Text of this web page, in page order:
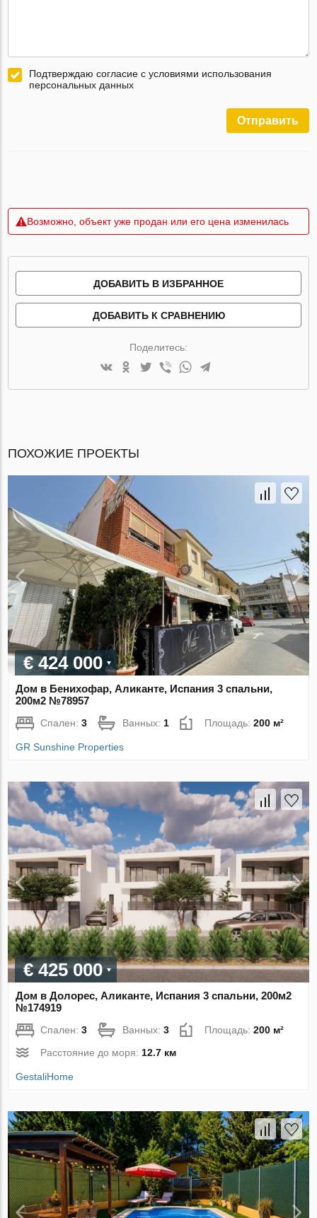
Подтверждаю согласие с условиями использования
персональных данных
Отправить
Возможно, объект уже продан или его цена изменилась
ДОБАВИТЬ В ИЗБРАННОЕ
ДОБАВИТЬ К СРАВНЕНИЮ
Поделитесь:
ПОХОЖИЕ ПРОЕКТЫ
€ 424 000
Дом в Бенихофар, Аликанте, Испания 3 спальни,
200м2 №78957
Спален:3 Ванных:1 Площадь:200 м²
GR Sunshine Properties
€ 425 000
Дом в Долорес, Аликанте, Испания 3 спальни, 200м2
№174919
Спален:3 Ванных:3 Площадь:200 м²
Расстояние до моря: 12.7 км
GestaliHome